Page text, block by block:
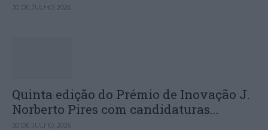
30 DE JULHO, 2026
Quinta edição do Prémio de Inovação J.
Norberto Pires com candidaturas...
30 DE JULHO, 2026